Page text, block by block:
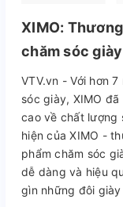
XIMO:
chăm sóc
VTV.vn - Với hơn
sóc giày, XIMO
cao về chất lượng
hiện của XIMO -
phẩm chăm sóc
dễ dàng và hiệu
gìn những đôi giày